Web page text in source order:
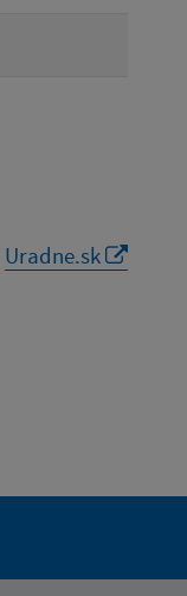
Uradne.sk